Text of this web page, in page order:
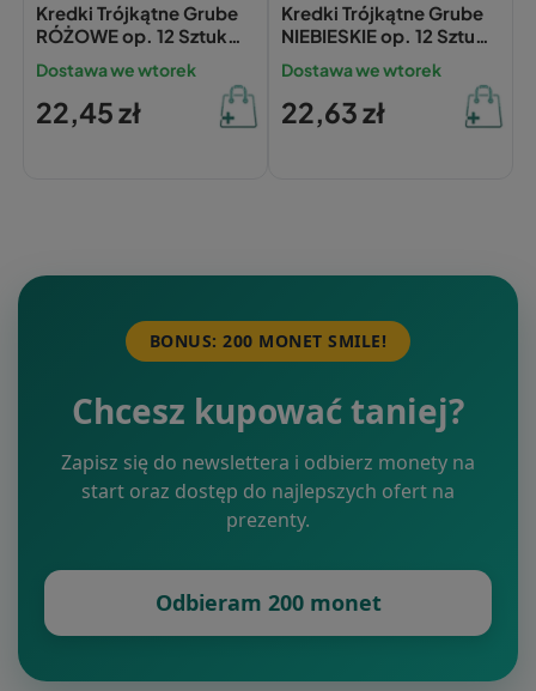
Kredki Trójkątne Grube
RÓŻOWE op. 12 Sztuk
Bambino
Dostawa we wtorek
22,45 zł
Kredki Trójkątne Grube
NIEBIESKIE op. 12 Sztuk
Bambino
Dostawa we wtorek
22,63 zł
BONUS: 200 MONET SMILE!
Chcesz kupować taniej?
Zapisz się do newslettera i odbierz monety na
start oraz dostęp do najlepszych ofert na
prezenty.
Odbieram 200 monet